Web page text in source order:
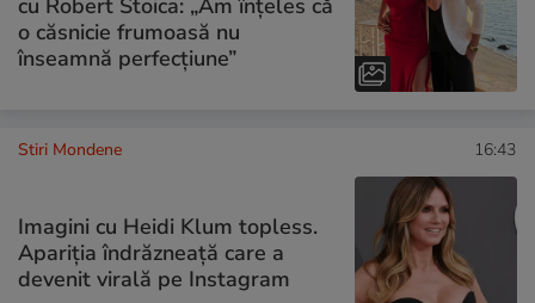
cu Robert Stoica: „Am înțeles că
o căsnicie frumoasă nu
înseamnă perfecțiune”
Stiri Mondene 16:43
Imagini cu Heidi Klum topless.
Apariția îndrăzneață care a
devenit virală pe Instagram